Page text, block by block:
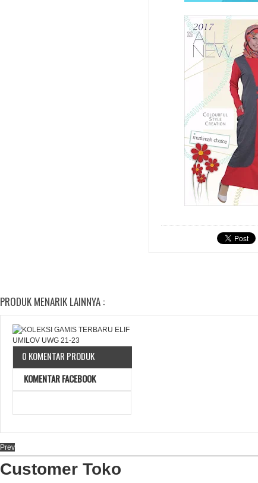
PRODUK MENARIK LAINNYA :
0 KOMENTAR PRODUK
KOMENTAR FACEBOOK
Prev
Customer Toko